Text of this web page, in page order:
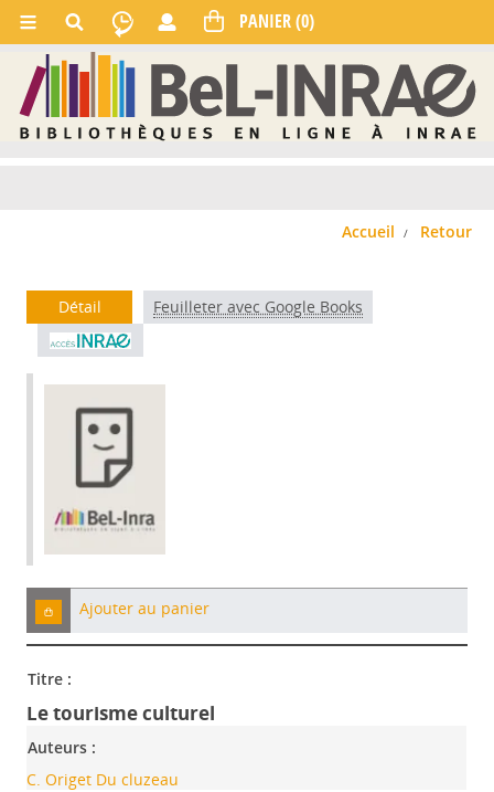
Accueil Retour
Détail Feuilleter avec Google Books
Ajouter au panier
Titre :
Le tourisme culturel
Auteurs :
C. Origet Du cluzeau